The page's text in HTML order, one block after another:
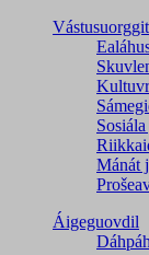
Vástusuorggit
Mánát
Áigeguovdil